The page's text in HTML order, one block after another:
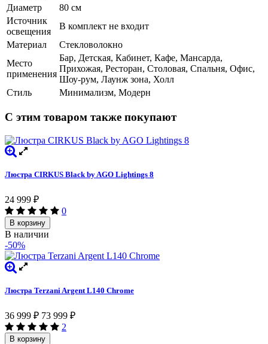
Диаметр
80 см
Источник
освещения
В комплект не входит
Материал
Стекловолокно
Место
применения
Бар, Детская, Кабинет, Кафе, Мансарда,
Прихожая, Ресторан, Столовая, Спальня, Офис,
Шоу-рум, Лаунж зона, Холл
Стиль
Минимализм, Модерн
С этим товаром также покупают
Люстра CIRKUS Black by AGO Lightings 8
24 999 ₽
0
В корзину
В наличии
-50%
Люстра Terzani Argent L140 Chrome
36 999 ₽ 73 999 ₽
2
В корзину